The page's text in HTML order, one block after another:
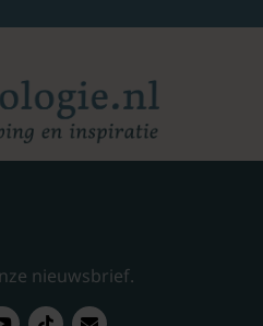
nieuwsbrief.